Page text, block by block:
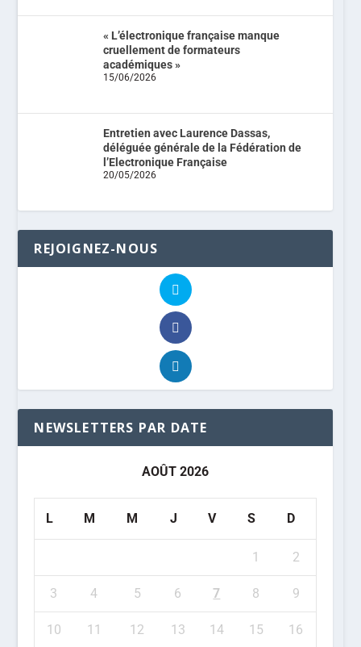
« L’électronique française manque
cruellement de formateurs
académiques »
15/06/2026
Entretien avec Laurence Dassas,
déléguée générale de la Fédération de
l’Electronique Française
20/05/2026
REJOIGNEZ-NOUS
NEWSLETTERS PAR DATE
AOÛT 2026
L M M J V S D
1 2
3 4 5 6 7 8 9
10 11 12 13 14 15 16